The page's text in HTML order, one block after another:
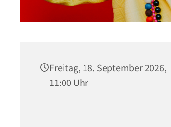
Freitag, 18. September 2026,
11:00 Uhr